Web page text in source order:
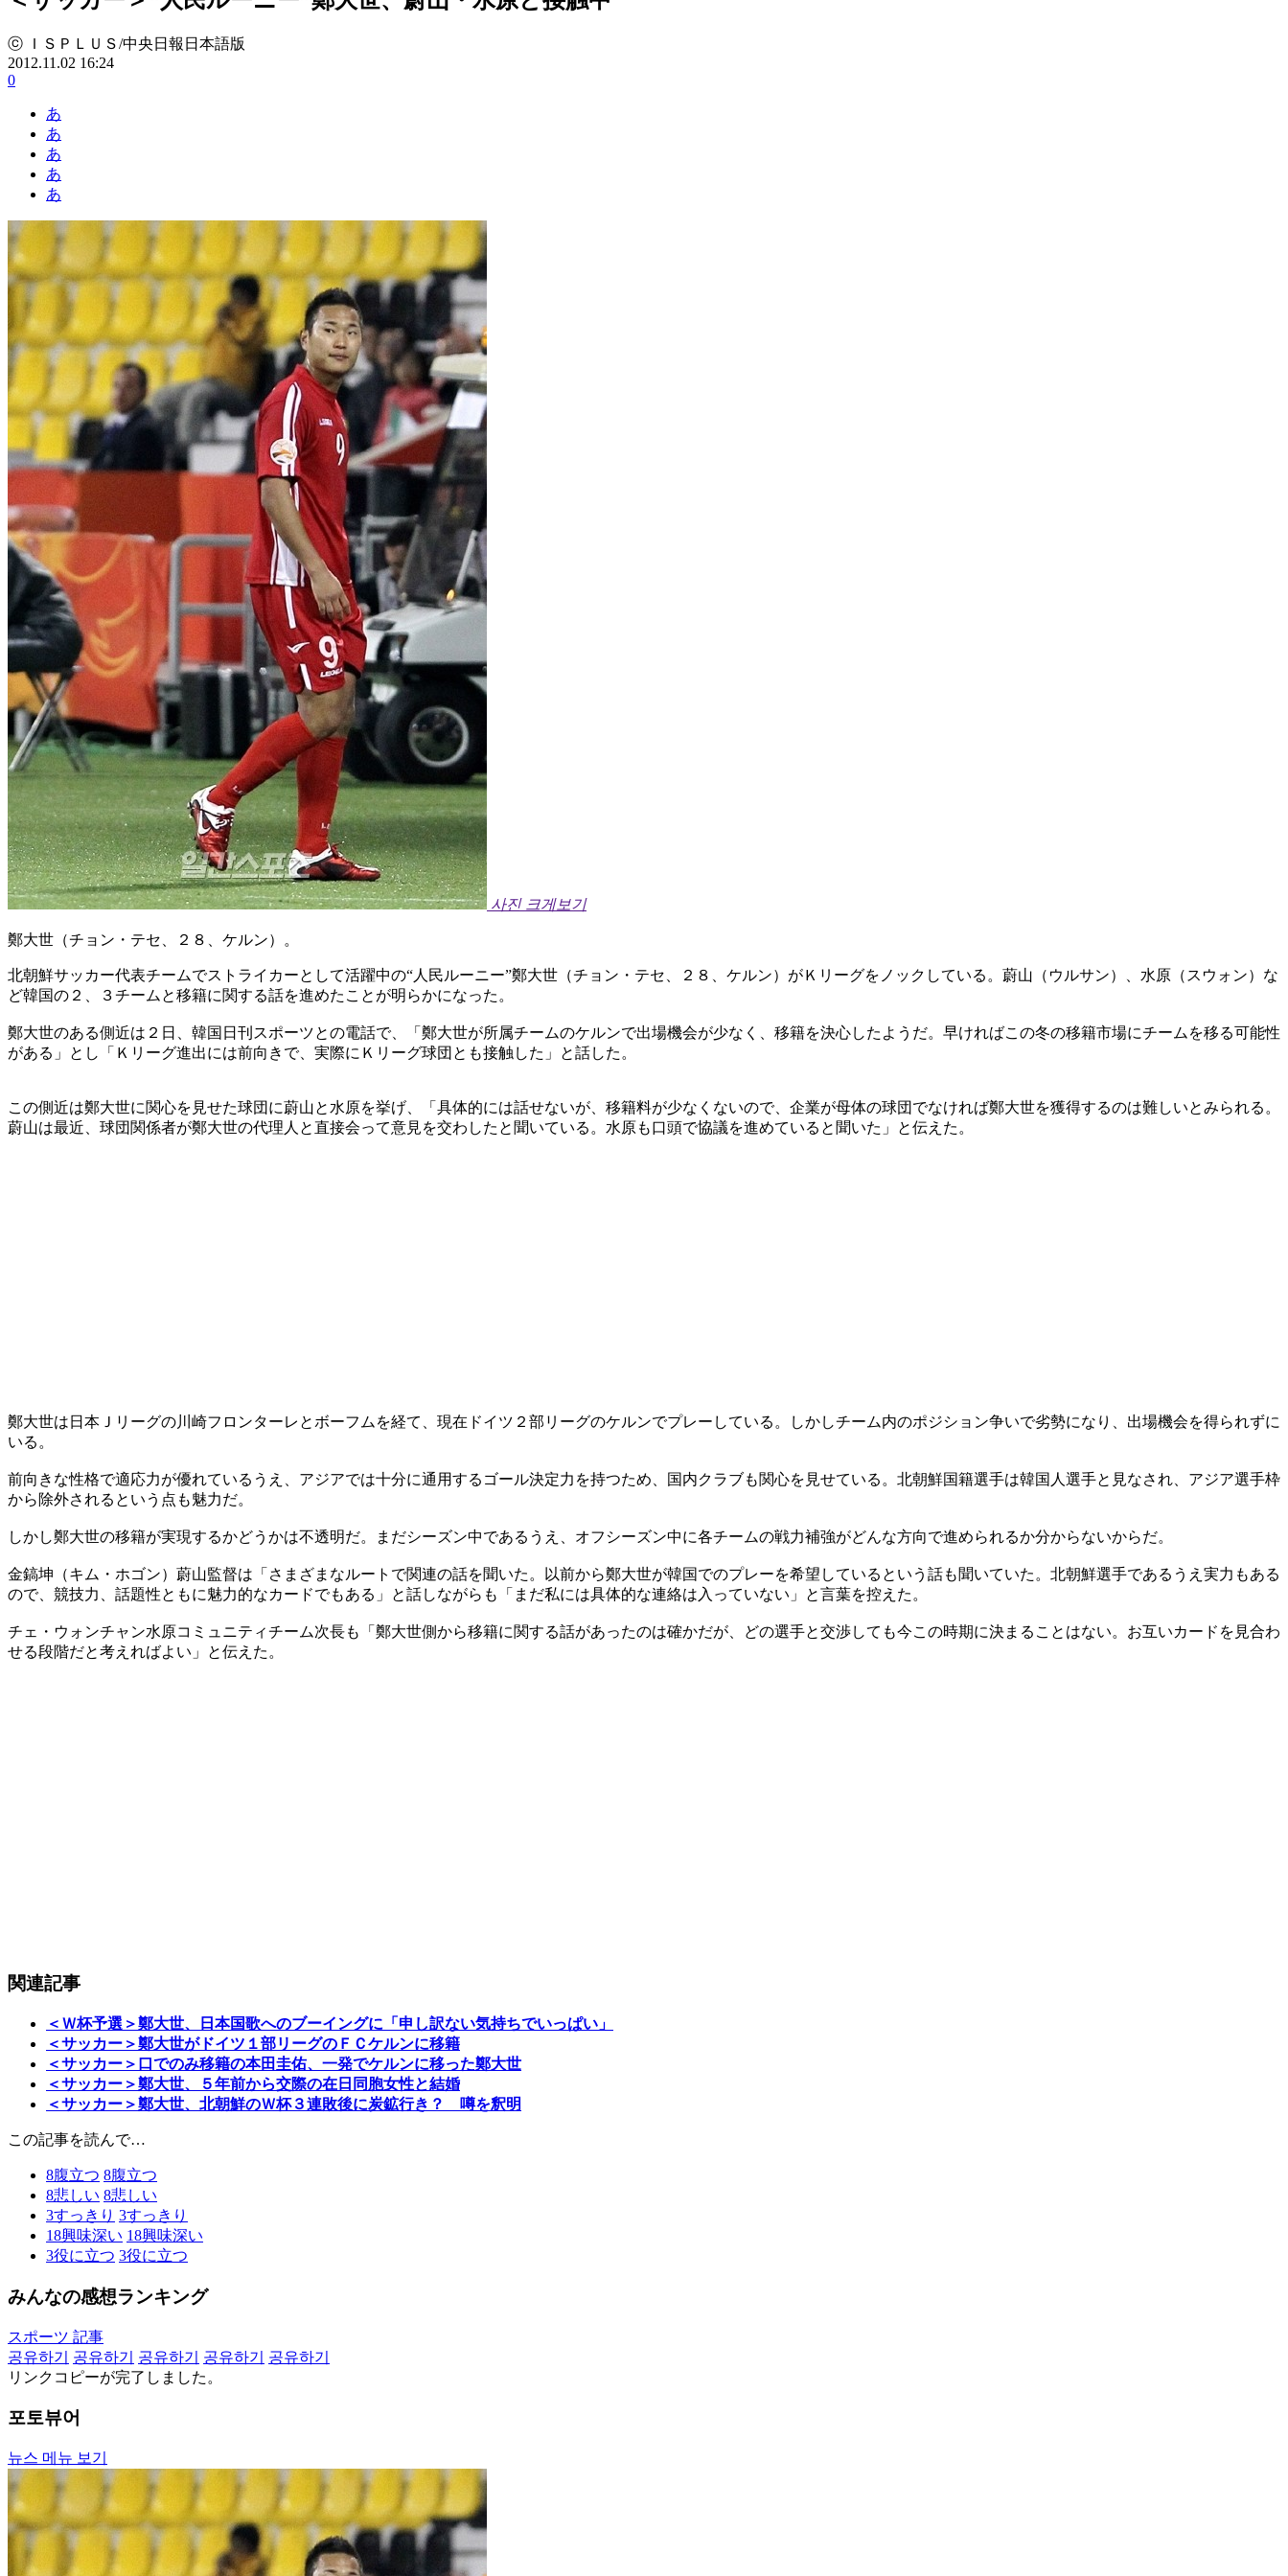
ⓒ ＩＳＰＬＵＳ/中央日報日本語版
2012.11.02 16:24
0
あ
あ
あ
あ
あ
사진 크게보기
鄭大世（チョン・テセ、２８、ケルン）。
北朝鮮サッカー代表チームでストライカーとして活躍中の“人民ルーニー”鄭大世（チョン・テセ、２８、ケルン）がＫリーグをノックしている。蔚山（ウルサン）、水原（スウォン）な
ど韓国の２、３チームと移籍に関する話を進めたことが明らかになった。
鄭大世のある側近は２日、韓国日刊スポーツとの電話で、「鄭大世が所属チームのケルンで出場機会が少なく、移籍を決心したようだ。早ければこの冬の移籍市場にチームを移る可能性
がある」とし「Ｋリーグ進出には前向きで、実際にＫリーグ球団とも接触した」と話した。
この側近は鄭大世に関心を見せた球団に蔚山と水原を挙げ、「具体的には話せないが、移籍料が少なくないので、企業が母体の球団でなければ鄭大世を獲得するのは難しいとみられる。
蔚山は最近、球団関係者が鄭大世の代理人と直接会って意見を交わしたと聞いている。水原も口頭で協議を進めていると聞いた」と伝えた。
鄭大世は日本Ｊリーグの川崎フロンターレとボーフムを経て、現在ドイツ２部リーグのケルンでプレーしている。しかしチーム内のポジション争いで劣勢になり、出場機会を得られずに
いる。
前向きな性格で適応力が優れているうえ、アジアでは十分に通用するゴール決定力を持つため、国内クラブも関心を見せている。北朝鮮国籍選手は韓国人選手と見なされ、アジア選手枠
から除外されるという点も魅力だ。
しかし鄭大世の移籍が実現するかどうかは不透明だ。まだシーズン中であるうえ、オフシーズン中に各チームの戦力補強がどんな方向で進められるか分からないからだ。
金鎬坤（キム・ホゴン）蔚山監督は「さまざまなルートで関連の話を聞いた。以前から鄭大世が韓国でのプレーを希望しているという話も聞いていた。北朝鮮選手であるうえ実力もある
ので、競技力、話題性ともに魅力的なカードでもある」と話しながらも「まだ私には具体的な連絡は入っていない」と言葉を控えた。
チェ・ウォンチャン水原コミュニティチーム次長も「鄭大世側から移籍に関する話があったのは確かだが、どの選手と交渉しても今この時期に決まることはない。お互いカードを見合わ
せる段階だと考えればよい」と伝えた。
関連記事
＜Ｗ杯予選＞鄭大世、日本国歌へのブーイングに「申し訳ない気持ちでいっぱい」
＜サッカー＞鄭大世がドイツ１部リーグのＦＣケルンに移籍
＜サッカー＞口でのみ移籍の本田圭佑、一発でケルンに移った鄭大世
＜サッカー＞鄭大世、５年前から交際の在日同胞女性と結婚
＜サッカー＞鄭大世、北朝鮮のＷ杯３連敗後に炭鉱行き？ 噂を釈明
この記事を読んで…
8腹立つ 8腹立つ
8悲しい 8悲しい
3すっきり 3すっきり
18興味深い 18興味深い
3役に立つ 3役に立つ
みんなの感想ランキング
スポーツ 記事
공유하기
공유하기 공유하기 공유하기
공유하기
リンクコピーが完了しました。
포토뷰어
뉴스 메뉴 보기